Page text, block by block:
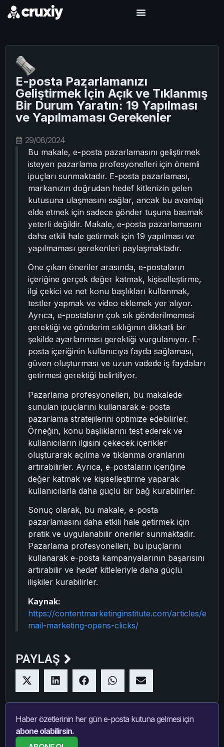
E-posta Pazarlamanızı
Geliştirmek İçin Açık ve Tıklanmış
Bir Durum Yaratın: 19 Yapılması
ve Yapılmaması Gerekenler
29/08/2024
Bu makale, e-posta pazarlamasını geliştirmek
isteyen pazarlama profesyonelleri için önemli
ipuçları sunmaktadır. E-posta pazarlaması,
markanızın doğrudan hedef kitlenizin gelen
kutusuna ulaşmasını sağlar, ancak bu avantajı
elde etmek için sadece gönder tuşuna basmak
yeterli değildir. Makale, e-posta pazarlamasını
daha etkili hale getirmek için 19 yapılması ve
yapılmaması gerekenleri paylaşmaktadır.
Öne çıkan öneriler arasında, e-postaların
içeriğine gerçek değer katmak, kişiselleştirme,
ilgi çekici ve net konu başlıkları kullanmak,
testler yapmak ve video eklemek yer alıyor.
Ayrıca, e-postaların çok sık gönderilmemesi
gerektiği ve gönderim sıklığının dikkatli bir
şekilde ayarlanması gerektiği vurgulanıyor. E-
posta içeriğinin kullanıcıya fayda sağlaması,
güven oluşturması ve uzun vadede iş faydaları
getirmesi gerektiği belirtiliyor.
Pazarlama profesyonelleri, bu makalede
sunulan ipuçlarını kullanarak e-posta
pazarlama stratejilerini optimize edebilirler.
Örneğin, konu başlıklarını test ederek ve
kullanıcıların ilgisini çekecek içerikler
oluşturarak açılma ve tıklanma oranlarını
artırabilirler. Ayrıca, e-postaların içeriğine
değer katmak ve kişiselleştirme yaparak
kullanıcılarla daha güçlü bir bağ kurabilirler.
Sonuç olarak, bu makale, e-posta
pazarlamasını daha etkili hale getirmek için
pratik ve uygulanabilir öneriler sunmaktadır.
Pazarlama profesyonelleri, bu ipuçlarını
kullanarak e-posta kampanyalarının başarısını
artırabilir ve hedef kitleleriyle daha güçlü
ilişkiler kurabilirler.
Kaynak:
https://contentmarketinginstitute.com/articles/e
mail-marketing-opens-clicks/
PAYLAŞ
Haber özetlerinin her gün e-posta kutuna gelmesi için
abone olabilirsin.